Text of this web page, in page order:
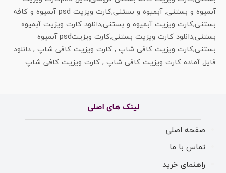
آبمیوه و بستنی, آبمیوه و بستنی,کارت ویزیت psd آبمیوه و کافه
بستنی,کارت ویزیت آبمیوه و بستنی,دانلود کارت ویزیت آبمیوه
بستنی,دانلود کارت ویزیت بستنی,کارت ویزیتpsd آبمیوه
بستنی,کارت ویزیت کافی شاپ , کارت ویزیت کافی شاپ , دانلود
فایل آماده کارت ویزیت کافی شاپ , کارت ویزیت کافی شاپ
لینک های اصلی
صفحه اصلی
تماس با ما
راهنمای خرید